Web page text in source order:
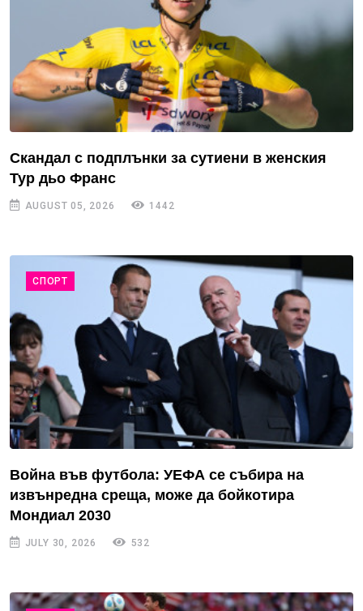
Скандал с подплънки за сутиени в женския
Тур дьо Франс
AUGUST 05, 2026 1442
СПОРТ
Война във футбола: УЕФА се събира на
извънредна среща, може да бойкотира
Мондиал 2030
JULY 30, 2026 532